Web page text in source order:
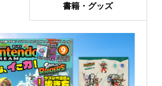
書籍・グッズ